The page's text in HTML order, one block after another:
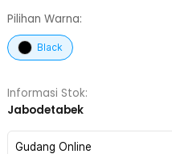
Pilihan Warna:
Black
Informasi Stok:
Jabodetabek
Gudang Online